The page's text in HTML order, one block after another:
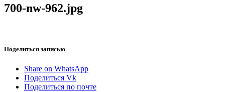
700-nw-962.jpg
Поделиться записью
Share on WhatsApp
Поделиться Vk
Поделиться по почте